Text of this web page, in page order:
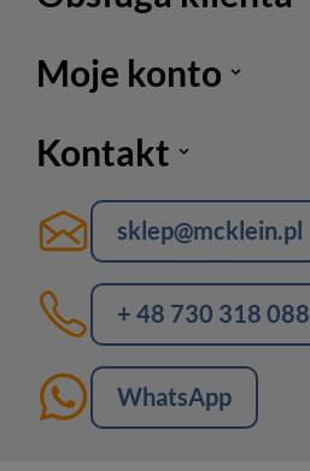
Moje konto
Kontakt
sklep@mcklein.pl
+ 48 730 318 088
WhatsApp